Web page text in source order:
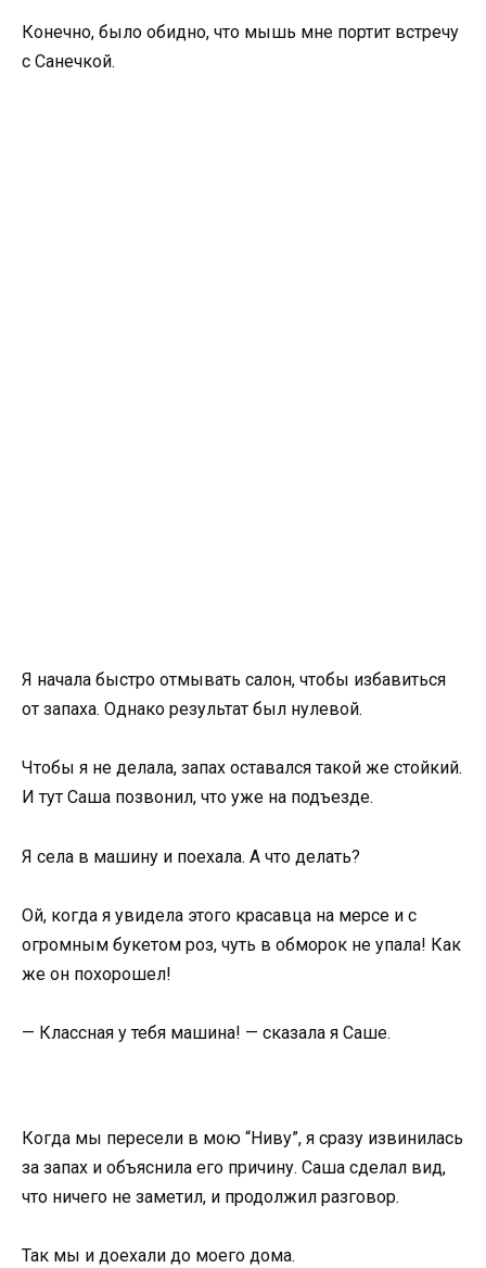
Конечно, было обидно, что мышь мне портит встречу
с Санечкой.
Я начала быстро отмывать салон, чтобы избавиться
от запаха. Однако результат был нулевой.
Чтобы я не делала, запах оставался такой же стойкий.
И тут Саша позвонил, что уже на подъезде.
Я села в машину и поехала. А что делать?
Ой, когда я увидела этого красавца на мерсе и с
огромным букетом роз, чуть в обморок не упала! Как
же он похорошел!
— Классная у тебя машина! — сказала я Саше.
Когда мы пересели в мою “Ниву”, я сразу извинилась
за запах и объяснила его причину. Саша сделал вид,
что ничего не заметил, и продолжил разговор.
Так мы и доехали до моего дома.